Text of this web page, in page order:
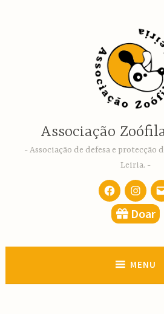
Associação
Associação de defesa e protecção
Leiria.
Facebook
Doar
MENU